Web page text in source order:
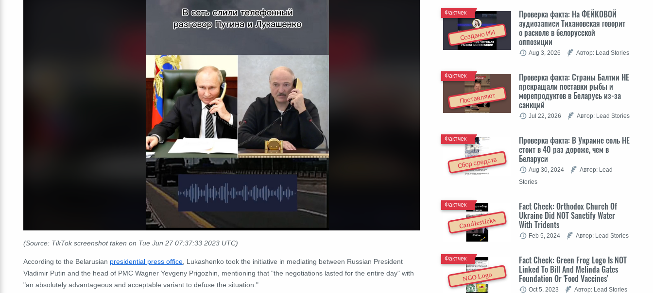
(Source: TikTok screenshot taken on Tue Jun 27 07:37:33 2023 UTC)
According to the Belarusian presidential press office , Lukashenko took the initiative in mediating between Russian President
Vladimir Putin and the head of PMC Wagner Yevgeny Prigozhin, mentioning that "the negotiations lasted for the entire day" with
"an absolutely advantageous and acceptable variant to defuse the situation."
Создано ИИ
Проверка факта: На ФЕЙКОВОЙ
аудиозаписи Тихановская говорит
о расколе в белорусской
оппозиции
Фактчек
Aug 3, 2026 Автор: Lead Stories
Поставляют
Проверка факта: Cтраны Балтии НЕ
прекращали поставки рыбы и
морепродуктов в Беларусь из-за
санкций
Фактчек
Jul 22, 2026 Автор: Lead Stories
Сбор средств
Проверка факта: В Украине соль НЕ
стоит в 40 раз дороже, чем в
Беларуси
Фактчек
Aug 30, 2024
Автор: Lead
Stories
Candlesticks
Fact Check: Orthodox Church Of
Ukraine Did NOT Sanctify Water
With Tridents
Фактчек
Feb 5, 2024 Автор: Lead Stories
NGO Logo
Fact Check: Green Frog Logo Is NOT
Linked To Bill And Melinda Gates
Foundation Or 'Food Vaccines'
Фактчек
Oct 5, 2023 Автор: Lead Stories